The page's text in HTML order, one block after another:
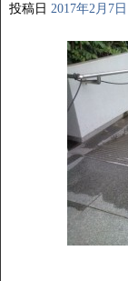
投稿日 2017年2月7日